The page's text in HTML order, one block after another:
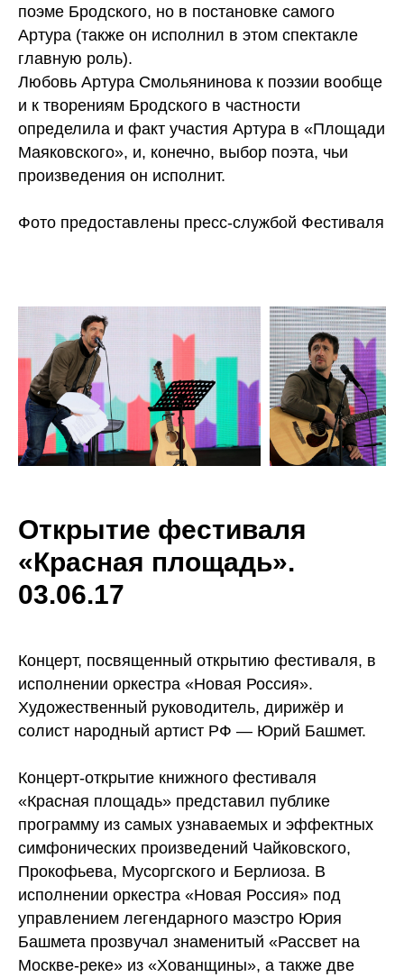
поэме Бродского, но в постановке самого
Артура (также он исполнил в этом спектакле
главную роль).
Любовь Артура Смольянинова к поэзии вообще
и к творениям Бродского в частности
определила и факт участия Артура в «Площади
Маяковского», и, конечно, выбор поэта, чьи
произведения он исполнит.
Фото предоставлены пресс-службой Фестиваля
Открытие фестиваля
«Красная площадь».
03.06.17
Концерт, посвященный открытию фестиваля, в
исполнении оркестра «Новая Россия».
Художественный руководитель, дирижёр и
солист народный артист РФ — Юрий Башмет.
Концерт-открытие книжного фестиваля
«Красная площадь» представил публике
программу из самых узнаваемых и эффектных
симфонических произведений Чайковского,
Прокофьева, Мусоргского и Берлиоза. В
исполнении оркестра «Новая Россия» под
управлением легендарного маэстро Юрия
Башмета прозвучал знаменитый «Рассвет на
Москве-реке» из «Хованщины», а также две